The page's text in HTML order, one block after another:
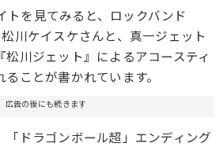
トを見てみると、ロックバンド
松川ケイスケさんと、真一ジェット
松川ジェット』によるアコースティ
ことが書かれています。
広告の後にも続きます
「ドラゴンボール超」エンディング